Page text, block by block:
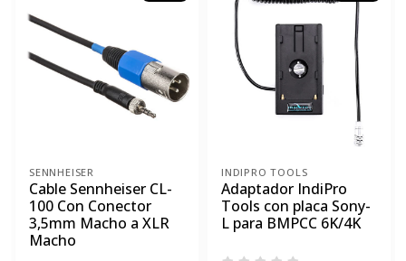
SENNHEISER
Cable Sennheiser CL-
100 Con Conector
3,5mm Macho a XLR
Macho
INDIPRO TOOLS
Adaptador IndiPro
Tools con placa Sony-
L para BMPCC 6K/4K